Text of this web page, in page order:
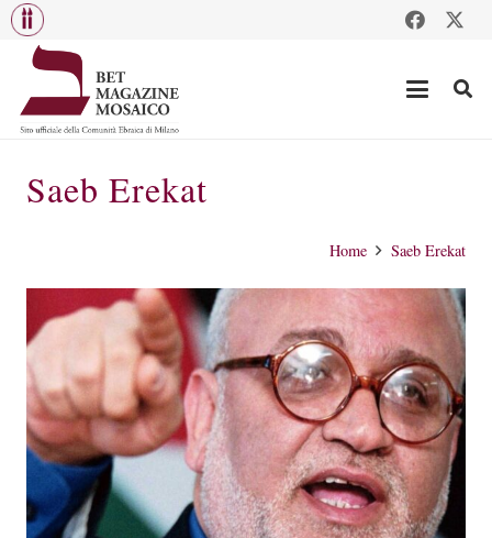
Saeb Erekat
Home Saeb Erekat